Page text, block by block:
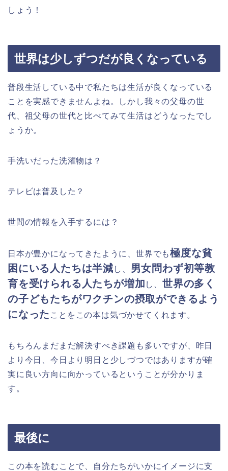
しょう！
世界は少しずつだが良くなっている
普段生活している中で私たちは生活が良くなっている
ことを実感できませんよね。しかし我々の父母の世
代、祖父母の世代と比べてみて生活はどうなったでし
ょうか。
手洗いだった洗濯物は？
テレビは普及した？
世間の情報を入手するには？
日本が豊かになってきたように、世界でも極度な貧
困にいる人たちは半減 し、 男女問わず初等教
育を受けられる人たちが増加 し、世界の多く
の子どもたちがワクチンの摂取ができるよう
になった ことをこの本は気づかせてくれます。
もちろんまだまだ解決すべき課題も多いですが、昨日
より今日、今日より明日と少しづつではありますが確
実に良い方向に向かっているということが分かりま
す。
最後に
この本を読むことで、自分たちがいかにイメージに支